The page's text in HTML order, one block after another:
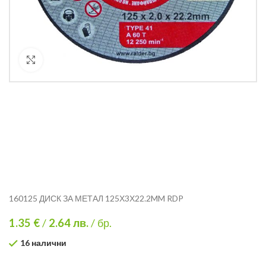
Кликнете за уголемяване
160125 ДИСК ЗА МЕТАЛ 125Х3Х22.2MM RDP
1.35 €/ 2.64лв./ бр.
16 налични